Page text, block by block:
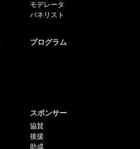
プログラム
モデレータ
パネリスト
スポンサー
協賛
後援
助成